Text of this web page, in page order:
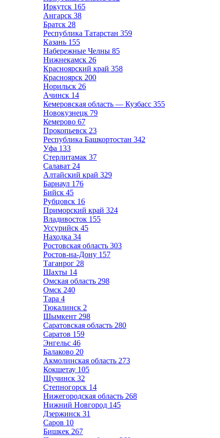
Иркутск 165
Ангарск 38
Братск 28
Республика Татарстан 359
Казань 155
Набережные Челны 85
Нижнекамск 26
Красноярский край 358
Красноярск 200
Норильск 26
Ачинск 14
Кемеровская область — Кузбасс 355
Новокузнецк 79
Кемерово 67
Прокопьевск 23
Республика Башкортостан 342
Уфа 133
Стерлитамак 37
Салават 24
Алтайский край 329
Барнаул 176
Бийск 45
Рубцовск 16
Приморский край 324
Владивосток 155
Уссурийск 45
Находка 34
Ростовская область 303
Ростов-на-Дону 157
Таганрог 28
Шахты 14
Омская область 298
Омск 240
Тара 4
Тюкалинск 2
Шымкент 298
Саратовская область 280
Саратов 159
Энгельс 46
Балаково 20
Акмолинская область 273
Кокшетау 105
Щучинск 32
Степногорск 14
Нижегородская область 268
Нижний Новгород 145
Дзержинск 31
Саров 10
Бишкек 267